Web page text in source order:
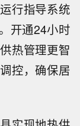
行指导系统
开通24小时
热管理更智
控，确保居